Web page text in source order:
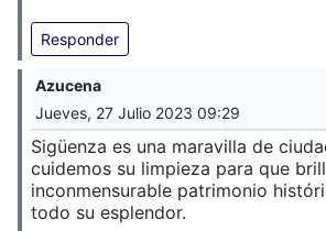
Responder
Azucena
Jueves, 27 Julio 2023 09:29
Sigüenza es una maravilla de
cuidemos su limpieza para que
inconmensurable patrimonio
todo su esplendor.